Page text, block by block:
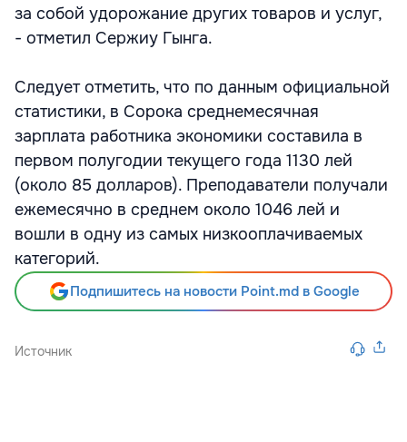
за собой удорожание других товаров и услуг,
- отметил Сержиу Гынга.
Следует отметить, что по данным официальной
статистики, в Сорока среднемесячная
зарплата работника экономики составила в
первом полугодии текущего года 1130 лей
(около 85 долларов). Преподаватели получали
ежемесячно в среднем около 1046 лей и
вошли в одну из самых низкооплачиваемых
категорий.
Подпишитесь на новости Point.md в Google
Источник